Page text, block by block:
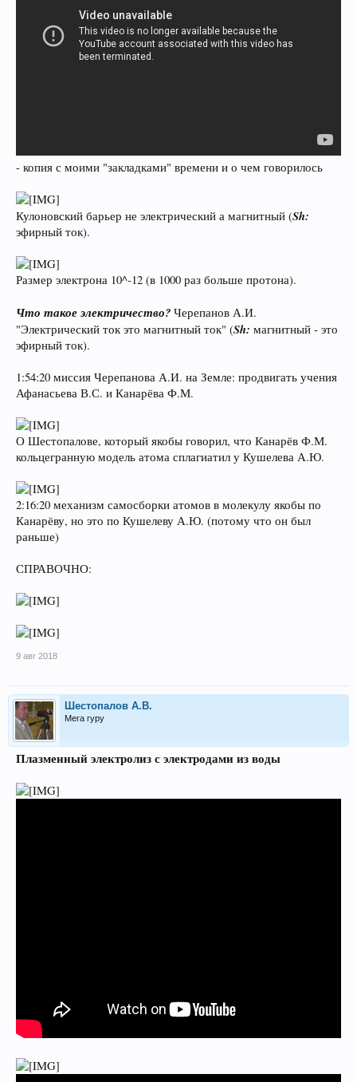
- копия с моими "закладками" времени и о чем говорилось
Кулоновский барьер не электрический а магнитный (Sh:
эфирный ток).
Размер электрона 10^-12 (в 1000 раз больше протона).
Что такое электричество? Черепанов А.И.
"Электрический ток это магнитный ток" (Sh: магнитный - это
эфирный ток).
1:54:20 миссия Черепанова А.И. на Земле: продвигать учения
Афанасьева В.С. и Канарёва Ф.М.
О Шестопалове, который якобы говорил, что Канарёв Ф.М.
кольцегранную модель атома сплагиатил у Кушелева А.Ю.
2:16:20 механизм самосборки атомов в молекулу якобы по
Канарёву, но это по Кушелеву А.Ю. (потому что он был
раньше)
СПРАВОЧНО:
9 авг 2018
Шестопалов А.В.
Мега гуру
Плазменный электролиз с электродами из воды